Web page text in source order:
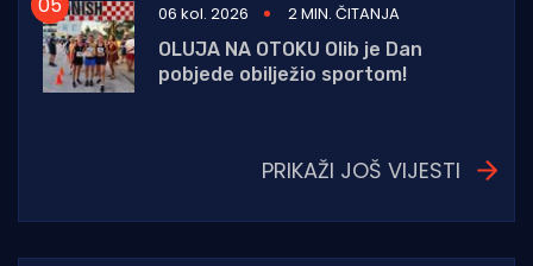
06 kol. 2026
2 MIN. ČITANJA
OLUJA NA OTOKU Olib je Dan
pobjede obilježio sportom!
PRIKAŽI JOŠ VIJESTI